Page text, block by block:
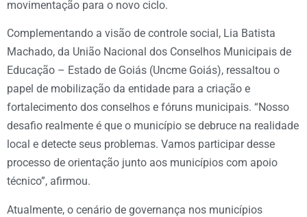
movimentação para o novo ciclo.
Complementando a visão de controle social, Lia Batista
Machado, da União Nacional dos Conselhos Municipais de
Educação – Estado de Goiás (Uncme Goiás), ressaltou o
papel de mobilização da entidade para a criação e
fortalecimento dos conselhos e fóruns municipais. “Nosso
desafio realmente é que o município se debruce na realidade
local e detecte seus problemas. Vamos participar desse
processo de orientação junto aos municípios com apoio
técnico”, afirmou.
Atualmente, o cenário de governança nos municípios